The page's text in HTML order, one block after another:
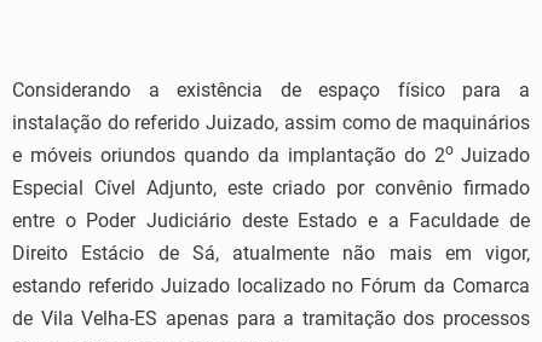
Considerando a existência de espaço físico para a
instalação do referido Juizado, assim como de maquinários
e móveis oriundos quando da implantação do 2o Juizado
Especial Cível Adjunto, este criado por convênio firmado
entre o Poder Judiciário deste Estado e a Faculdade de
Direito Estácio de Sá, atualmente não mais em vigor,
estando referido Juizado localizado no Fórum da Comarca
de Vila Velha-ES apenas para a tramitação dos processos